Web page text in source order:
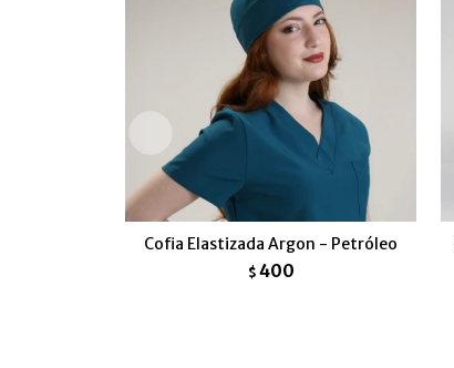
Cofia Elastizada Argon - Petróleo
$ 400